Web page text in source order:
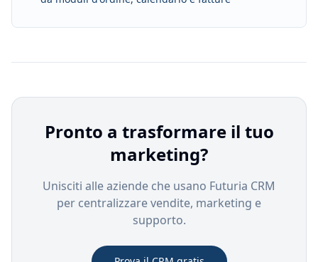
Pronto a trasformare il tuo
marketing?
Unisciti alle aziende che usano Futuria CRM
per centralizzare vendite, marketing e
supporto.